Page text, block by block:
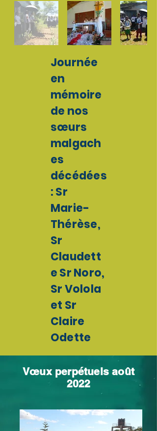
Journée
en
mémoire
de nos
sœurs
malgach
es
décédées
: Sr
Marie-
Thérèse,
Sr
Claudett
e Sr Noro,
Sr Volola
et Sr
Claire
Odette
Vœux perpétuels août
2022